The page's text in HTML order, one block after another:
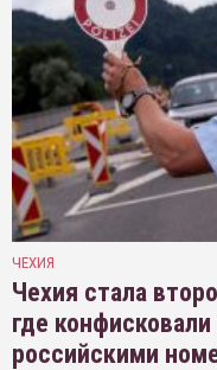
ЧЕХИЯ
Чехия стала
где
российскими